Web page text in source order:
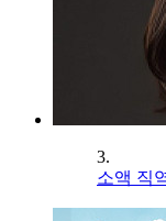
3.
소액 직